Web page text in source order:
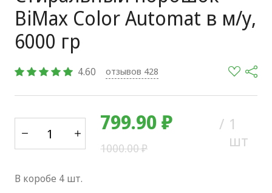
BiMax Color Automat в м/у,
6000 гр
4.60 отзывов 428
799.90 ₽
1000.00 ₽
/ 1
шт
В коробе 4 шт.